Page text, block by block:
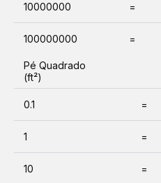
10000000 =
100000000 =
Pé Quadrado
(ft²)
0.1 =
1 =
10 =